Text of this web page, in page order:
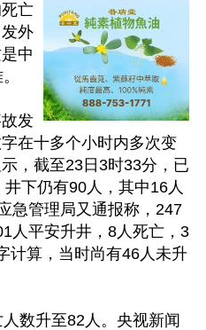
亡
外
中
发
在十多个小时内多次变
，截至23日3时33分，已
下仍有90人，其中16人
急管理局又通报称，247
人平安升井，8人死亡，3
计算，当时尚有46人未升
数升至82人。央视新闻